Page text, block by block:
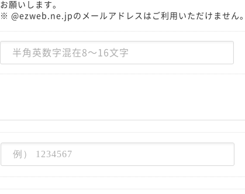
お願いします。
※ @ezweb.ne.jpのメールアドレスはご利用いただけません。